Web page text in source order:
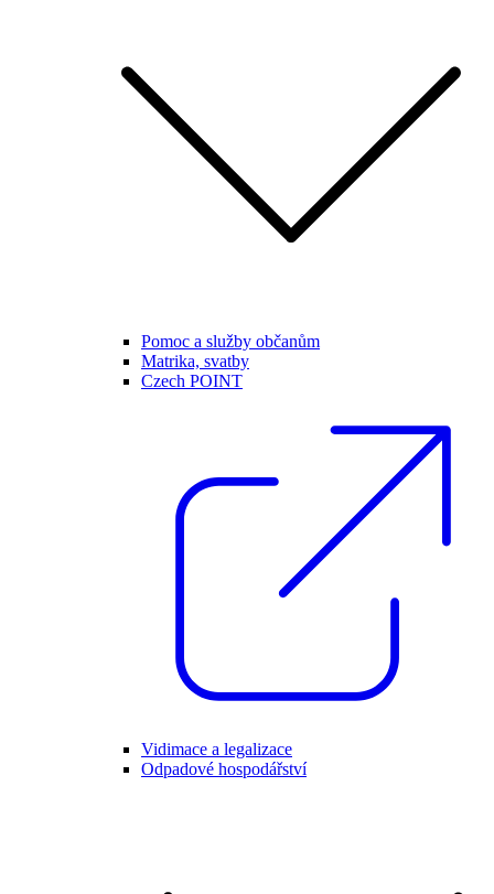
Pomoc a služby občanům
Matrika, svatby
Czech POINT
Vidimace a legalizace
Odpadové hospodářství